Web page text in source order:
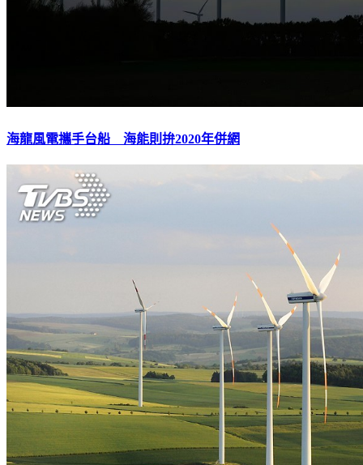
海龍風電攜手台船 海能則拚2020年併網